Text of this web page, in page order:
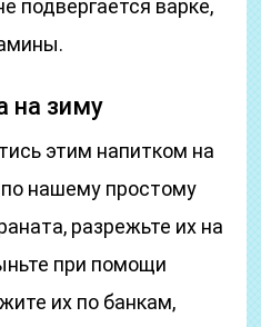
подвергается варке,
на зиму
этим напитком на
по нашему простому
разрежьте их на
при помощи
их по банкам,